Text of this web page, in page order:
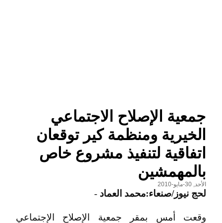
جمعية الإصلاح الاجتماعي
الخيرية ومنظمة كير توقعان
اتفاقية لتنفيذ مشروع خاص
بالمهمشين
الأحد, 30-مايو-2010
لحج نيوز/صنعاء:محمد العماد -
وقعت أمس بمقر جمعية الإصلاح الإجتماعي